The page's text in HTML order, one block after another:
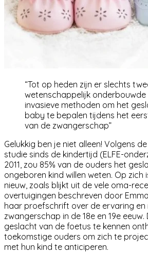
“Tot op heden zijn er slechts
wetenschappelijk onderbouwde
invasieve methoden om het
baby te bepalen tijdens het
van de zwangerschap”
Gelukkig ben je niet alleen! Volgens
studie sinds de kindertijd (ELFE-
2011, zou 85% van de ouders het
ongeboren kind willen weten. Op zich
nieuw, zoals blijkt uit de vele oma-
overtuigingen beschreven door
haar proefschrift over de ervaring
zwangerschap in de 18e en 19e eeuw.
geslacht van de foetus te kennen
toekomstige ouders om zich te
met hun kind te anticiperen.